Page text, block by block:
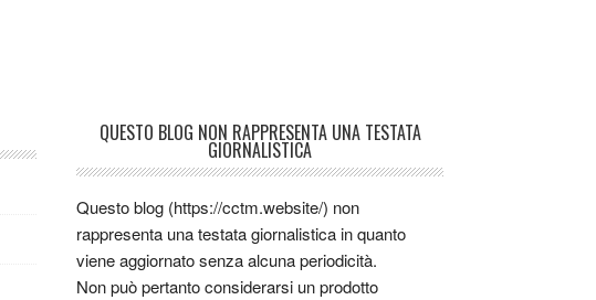
QUESTO BLOG NON RAPPRESENTA UNA TESTATA
GIORNALISTICA
Questo blog (https://cctm.website/) non
rappresenta una testata giornalistica in quanto
viene aggiornato senza alcuna periodicità.
Non può pertanto considerarsi un prodotto